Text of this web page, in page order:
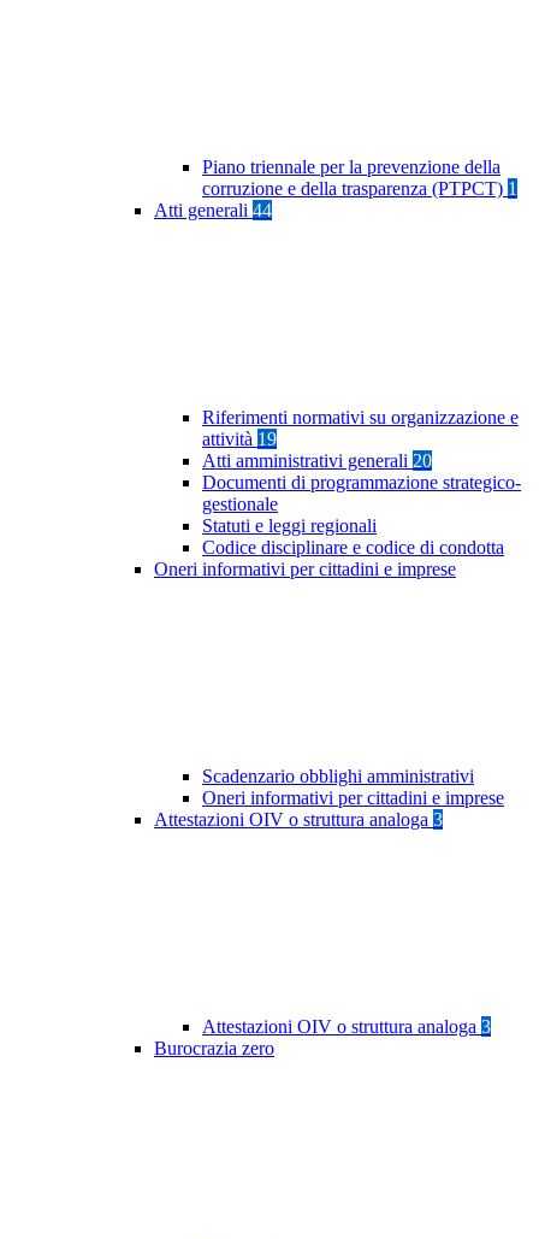
Piano triennale per la prevenzione della
corruzione e della trasparenza (PTPCT) 1
Atti generali 44
Riferimenti normativi su organizzazione e
attività 19
Atti amministrativi generali 20
Documenti di programmazione strategico-
gestionale
Statuti e leggi regionali
Codice disciplinare e codice di condotta
Oneri informativi per cittadini e imprese
Scadenzario obblighi amministrativi
Oneri informativi per cittadini e imprese
Attestazioni OIV o struttura analoga 3
Attestazioni OIV o struttura analoga 3
Burocrazia zero